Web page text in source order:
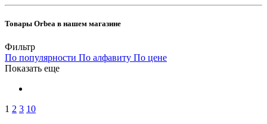
Товары Orbea в нашем магазине
Фильтр
По популярности По алфавиту По цене
Показать еще
1 2 3 10